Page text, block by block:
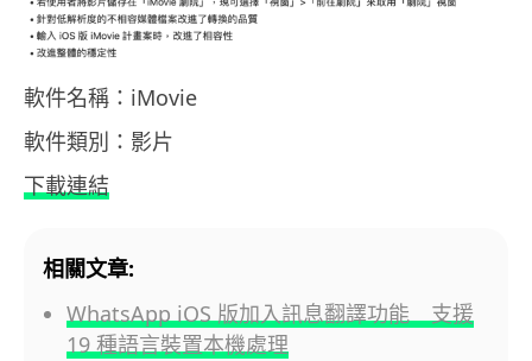
軟件名稱：iMovie
軟件類別：影片
下載連結
相關文章:
WhatsApp iOS 版加入訊息翻譯功能 支援
19 種語言裝置本機處理